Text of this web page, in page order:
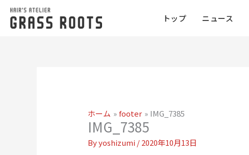
トップ ニュース
ホーム footer IMG_7385
IMG_7385
Byyoshizumi/2020年10月13日